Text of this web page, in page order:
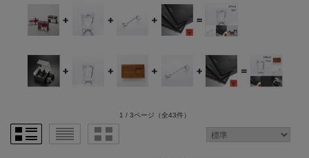
1 / 3ページ （全43件）